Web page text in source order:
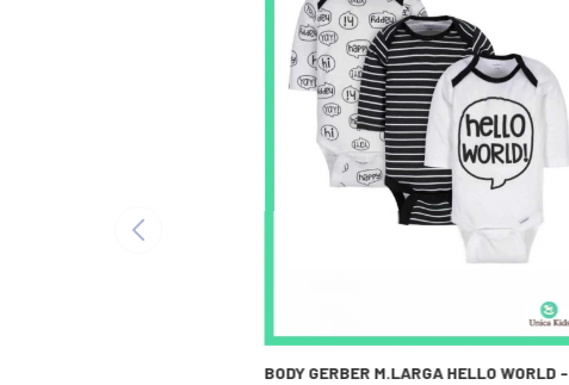
BODY GERBER M.LARGA HELLO WORLD -